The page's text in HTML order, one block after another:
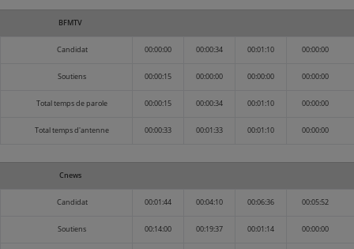
BFMTV
Candidat 00:00:00 00:00:34 00:01:10 00:00:00
Soutiens 00:00:15 00:00:00 00:00:00 00:00:00
Total temps de parole 00:00:15 00:00:34 00:01:10 00:00:00
Total temps d'antenne 00:00:33 00:01:33 00:01:10 00:00:00
Cnews
Candidat 00:01:44 00:04:10 00:06:36 00:05:52
Soutiens 00:14:00 00:19:37 00:01:14 00:00:00